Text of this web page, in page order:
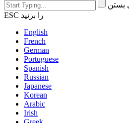
بستن
ESC را بزنید
English
French
German
Portuguese
Spanish
Russian
Japanese
Korean
Arabic
Irish